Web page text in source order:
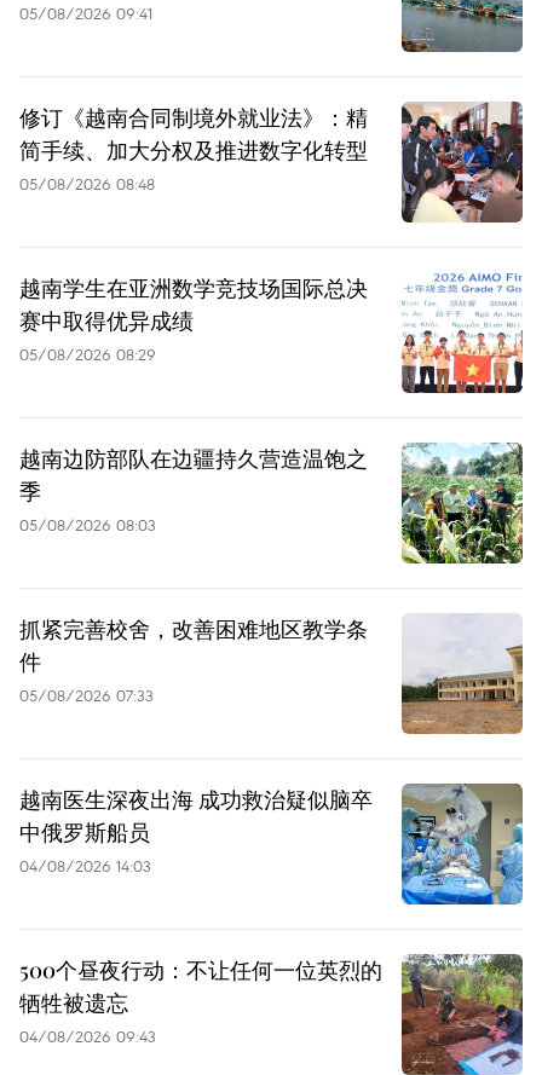
05/08/2026 09:41
修订《越南合同制境外就业法》：精
简手续、加大分权及推进数字化转型
05/08/2026 08:48
越南学生在亚洲数学竞技场国际总决
赛中取得优异成绩
05/08/2026 08:29
越南边防部队在边疆持久营造温饱之
季
05/08/2026 08:03
抓紧完善校舍，改善困难地区教学条
件
05/08/2026 07:33
越南医生深夜出海 成功救治疑似脑卒
中俄罗斯船员
04/08/2026 14:03
500个昼夜行动：不让任何一位英烈的
牺牲被遗忘
04/08/2026 09:43